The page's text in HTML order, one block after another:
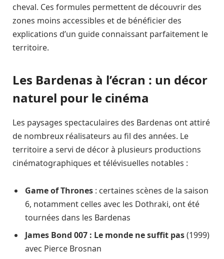
cheval. Ces formules permettent de découvrir des
zones moins accessibles et de bénéficier des
explications d’un guide connaissant parfaitement le
territoire.
Les Bardenas à l’écran : un décor
naturel pour le cinéma
Les paysages spectaculaires des Bardenas ont attiré
de nombreux réalisateurs au fil des années. Le
territoire a servi de décor à plusieurs productions
cinématographiques et télévisuelles notables :
Game of Thrones : certaines scènes de la saison
6, notamment celles avec les Dothraki, ont été
tournées dans les Bardenas
James Bond 007 : Le monde ne suffit pas(1999)
avec Pierce Brosnan